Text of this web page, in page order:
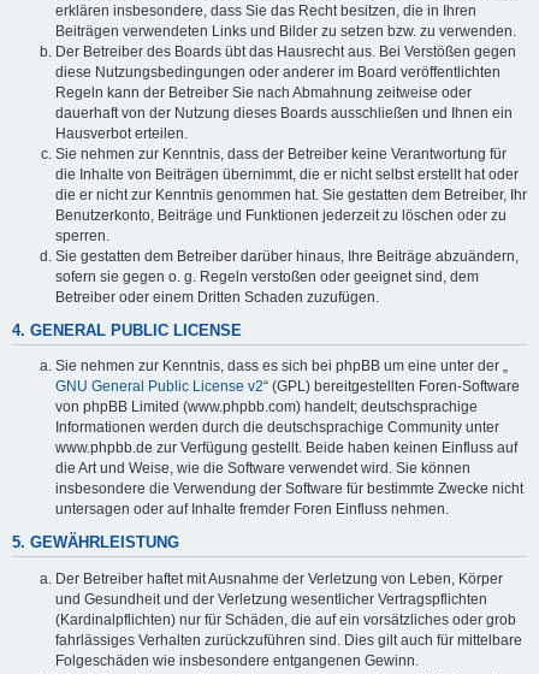
erklären insbesondere, dass Sie das Recht besitzen, die in Ihren
Beiträgen verwendeten Links und Bilder zu setzen bzw. zu verwenden.
Der Betreiber des Boards übt das Hausrecht aus. Bei Verstößen gegen
diese Nutzungsbedingungen oder anderer im Board veröffentlichten
Regeln kann der Betreiber Sie nach Abmahnung zeitweise oder
dauerhaft von der Nutzung dieses Boards ausschließen und Ihnen ein
Hausverbot erteilen.
Sie nehmen zur Kenntnis, dass der Betreiber keine Verantwortung für
die Inhalte von Beiträgen übernimmt, die er nicht selbst erstellt hat oder
die er nicht zur Kenntnis genommen hat. Sie gestatten dem Betreiber, Ihr
Benutzerkonto, Beiträge und Funktionen jederzeit zu löschen oder zu
sperren.
Sie gestatten dem Betreiber darüber hinaus, Ihre Beiträge abzuändern,
sofern sie gegen o. g. Regeln verstoßen oder geeignet sind, dem
Betreiber oder einem Dritten Schaden zuzufügen.
4. GENERAL PUBLIC LICENSE
Sie nehmen zur Kenntnis, dass es sich bei phpBB um eine unter der „
GNU General Public License v2“ (GPL) bereitgestellten Foren-Software
von phpBB Limited (www.phpbb.com) handelt; deutschsprachige
Informationen werden durch die deutschsprachige Community unter
www.phpbb.de zur Verfügung gestellt. Beide haben keinen Einfluss auf
die Art und Weise, wie die Software verwendet wird. Sie können
insbesondere die Verwendung der Software für bestimmte Zwecke nicht
untersagen oder auf Inhalte fremder Foren Einfluss nehmen.
5. GEWÄHRLEISTUNG
Der Betreiber haftet mit Ausnahme der Verletzung von Leben, Körper
und Gesundheit und der Verletzung wesentlicher Vertragspflichten
(Kardinalpflichten) nur für Schäden, die auf ein vorsätzliches oder grob
fahrlässiges Verhalten zurückzuführen sind. Dies gilt auch für mittelbare
Folgeschäden wie insbesondere entgangenen Gewinn.